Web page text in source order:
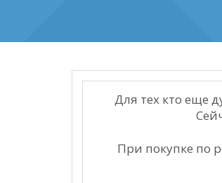
Для тех кто еще
При покупке по